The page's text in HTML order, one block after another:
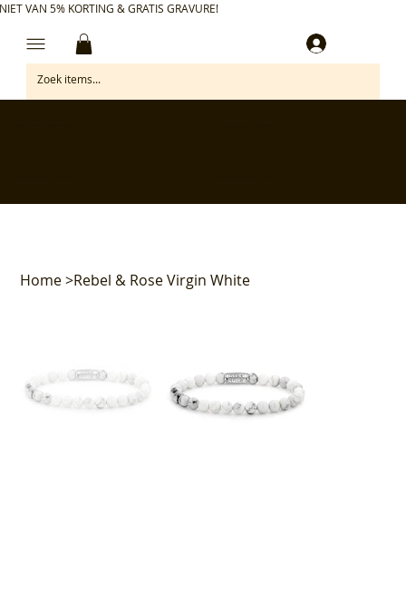
VAN 5% KORTING & GRATIS GRAVURE!
Home>Rebel & Rose Virgin White